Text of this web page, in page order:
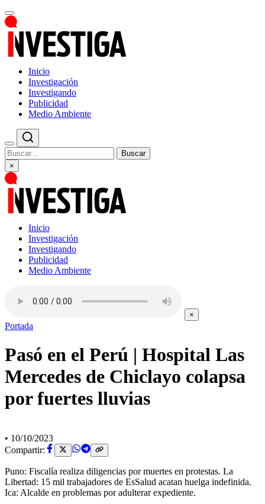
Inicio
Investigación
Investigando
Publicidad
Medio Ambiente
Buscar
×
Inicio
Investigación
Investigando
Publicidad
Medio Ambiente
×
Portada
Pasó en el Perú | Hospital Las
Mercedes de Chiclayo colapsa
por fuertes lluvias
• 10/10/2023
Compartir:
Puno: Fiscalía realiza diligencias por muertes en protestas. La
Libertad: 15 mil trabajadores de EsSalud acatan huelga indefinida.
Ica: Alcalde en problemas por adulterar expediente.